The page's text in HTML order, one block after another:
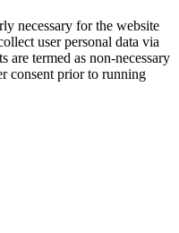
necessary for the website
user personal data via
are termed as non-necessary
consent prior to running